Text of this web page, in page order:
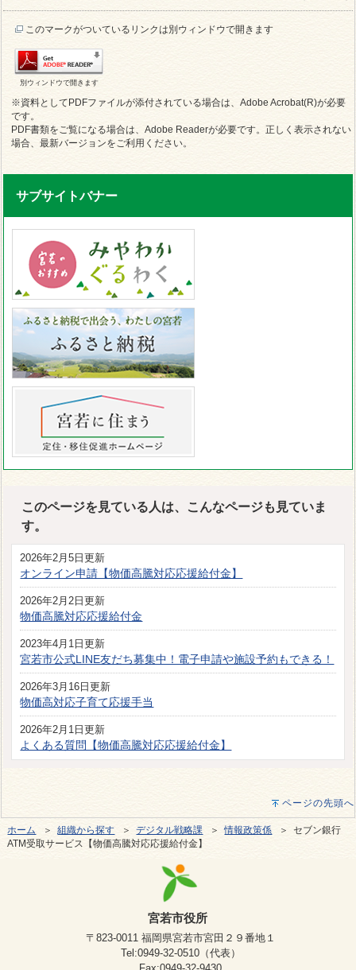
このマークがついているリンクは別ウィンドウで開きます
別ウィンドウで開きます
※資料としてPDFファイルが添付されている場合は、Adobe Acrobat(R)が必要
です。
PDF書類をご覧になる場合は、Adobe Readerが必要です。正しく表示されない
場合、最新バージョンをご利用ください。
サブサイトバナー
このページを見ている人は、こんなページも見ていま
す。
2026年2月5日更新
オンライン申請【物価高騰対応応援給付金】
2026年2月2日更新
物価高騰対応応援給付金
2023年4月1日更新
宮若市公式LINE友だち募集中！電子申請や施設予約もできる！
2026年3月16日更新
物価高対応子育て応援手当
2026年2月1日更新
よくある質問【物価高騰対応応援給付金】
ページの先頭へ
ホーム ＞組織から探す ＞デジタル戦略課 ＞情報政策係 ＞ セブン銀行
ATM受取サービス【物価高騰対応応援給付金】
宮若市役所
〒823-0011 福岡県宮若市宮田２９番地１
Tel:0949-32-0510（代表）